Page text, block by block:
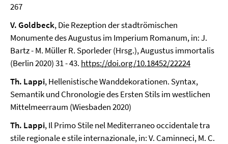
267
V. Goldbeck, Die Rezeption der stadtrömischen
Monumente des Augustus im Imperium Romanum, in: J.
Bartz - M. Müller R. Sporleder (Hrsg.), Augustus immortalis
(Berlin 2020) 31 - 43. https://doi.org/10.18452/22224
Th. Lappi, Hellenistische Wanddekorationen. Syntax,
Semantik und Chronologie des Ersten Stils im westlichen
Mittelmeerraum (Wiesbaden 2020)
Th. Lappi, Il Primo Stile nel Mediterraneo occidentale tra
stile regionale e stile internazionale, in: V. Caminneci, M. C.